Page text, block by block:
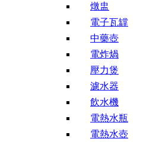
燉盅
電子瓦罉
中藥壺
電炸煱
壓力煲
濾水器
飲水機
電熱水瓶
電熱水壺